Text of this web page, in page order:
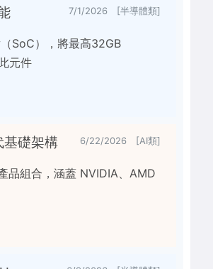
7/1/2026 [半導體類]
SoC），將最高32GB
元件
基礎架構 6/22/2026 [AI類]
品組合，涵蓋 NVIDIA、AMD